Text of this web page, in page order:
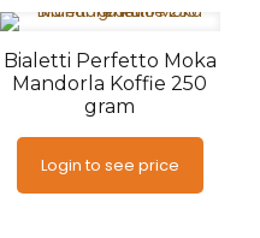
Bialetti Perfetto Moka
Mandorla Koffie 250
gram
Login to see price